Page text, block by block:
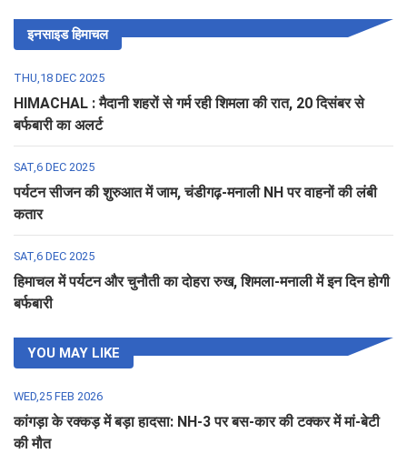
इनसाइड हिमाचल
THU,18 DEC 2025
HIMACHAL : मैदानी शहरों से गर्म रही शिमला की रात, 20 दिसंबर से
बर्फबारी का अलर्ट
SAT,6 DEC 2025
पर्यटन सीजन की शुरुआत में जाम, चंडीगढ़-मनाली NH पर वाहनों की लंबी
कतार
SAT,6 DEC 2025
हिमाचल में पर्यटन और चुनौती का दोहरा रुख, शिमला-मनाली में इन दिन होगी
बर्फबारी
YOU MAY LIKE
WED,25 FEB 2026
कांगड़ा के रक्कड़ में बड़ा हादसा: NH-3 पर बस-कार की टक्कर में मां-बेटी
की मौत